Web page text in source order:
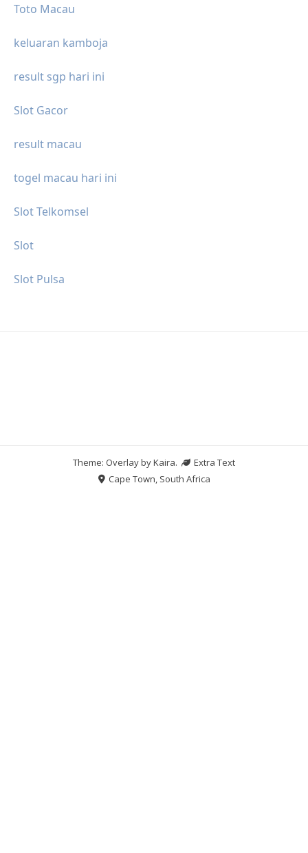
Toto Macau
keluaran kamboja
result sgp hari ini
Slot Gacor
result macau
togel macau hari ini
Slot Telkomsel
Slot
Slot Pulsa
Theme: Overlay byKaira.
Extra Text
Cape Town, South Africa